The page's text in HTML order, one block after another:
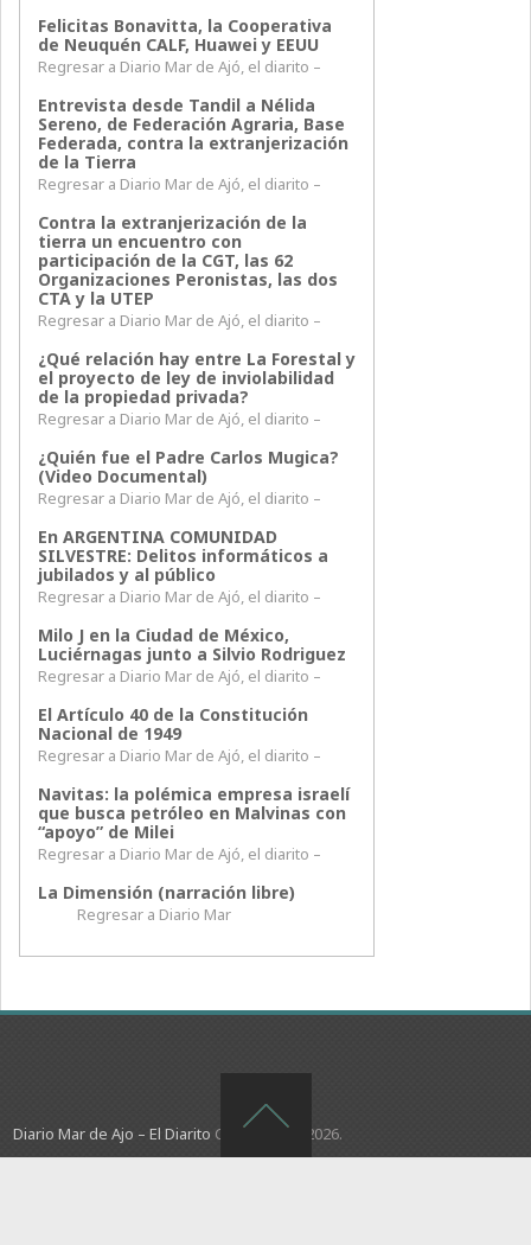
Felicitas Bonavitta, la Cooperativa
de Neuquén CALF, Huawei y EEUU
Regresar a Diario Mar de Ajó, el diarito –
Entrevista desde Tandil a Nélida
Sereno, de Federación Agraria, Base
Federada, contra la extranjerización
de la Tierra
Regresar a Diario Mar de Ajó, el diarito –
Contra la extranjerización de la
tierra un encuentro con
participación de la CGT, las 62
Organizaciones Peronistas, las dos
CTA y la UTEP
Regresar a Diario Mar de Ajó, el diarito –
¿Qué relación hay entre La Forestal y
el proyecto de ley de inviolabilidad
de la propiedad privada?
Regresar a Diario Mar de Ajó, el diarito –
¿Quién fue el Padre Carlos Mugica?
(Video Documental)
Regresar a Diario Mar de Ajó, el diarito –
En ARGENTINA COMUNIDAD
SILVESTRE: Delitos informáticos a
jubilados y al público
Regresar a Diario Mar de Ajó, el diarito –
Milo J en la Ciudad de México,
Luciérnagas junto a Silvio Rodriguez
Regresar a Diario Mar de Ajó, el diarito –
El Artículo 40 de la Constitución
Nacional de 1949
Regresar a Diario Mar de Ajó, el diarito –
Navitas: la polémica empresa israelí
que busca petróleo en Malvinas con
“apoyo” de Milei
Regresar a Diario Mar de Ajó, el diarito –
La Dimensión (narración libre)
Regresar a Diario Mar
Diario Mar de Ajo – El Diarito Copyright © 2026.